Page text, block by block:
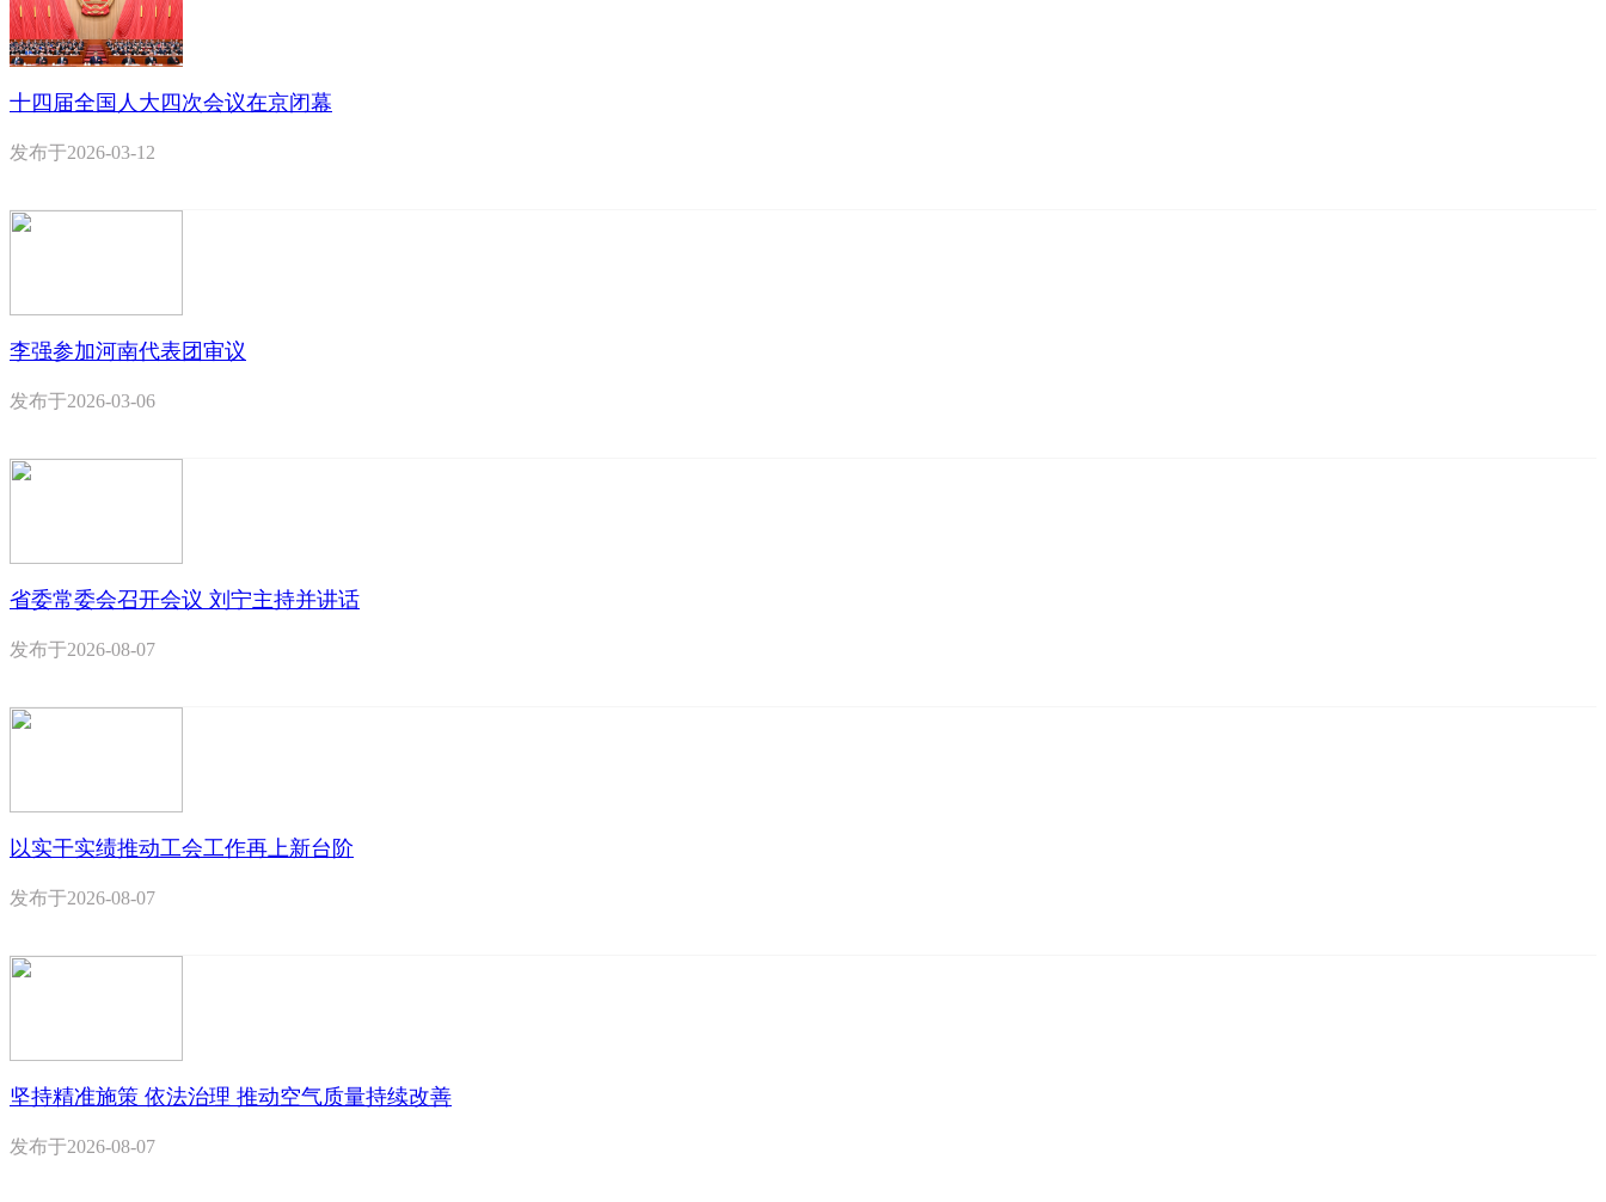
十四届全国人大四次会议在京闭幕
发布于2026-03-12
李强参加河南代表团审议
发布于2026-03-06
省委常委会召开会议 刘宁主持并讲话
发布于2026-08-07
以实干实绩推动工会工作再上新台阶
发布于2026-08-07
坚持精准施策 依法治理 推动空气质量持续改善
发布于2026-08-07